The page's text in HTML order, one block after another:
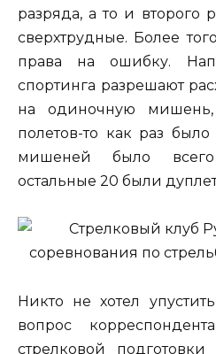
разряда, а то и второго
сверхтрудные. Более
права на ошибку.
спортинга разрешают
на одиночную
полетов-то как раз
мишеней было
остальные 20 были
Никто не хотел
вопрос
стрелковой подготовки